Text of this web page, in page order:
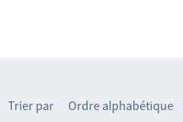
Trier par Ordre alphabétique